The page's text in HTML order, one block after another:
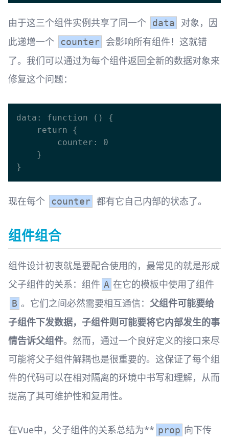
由于这三个组件实例共享了同一个 data
对象，因
此递增一个
counter
会影响所有组件！这就错
了。我们可以通过为每个组件返回全新的数据对象来
修复这个问题：
data: function () {
现在每个 counter 都有它自己内部的状态了。
组件组合
组件设计初衷就是要配合使用的，最常见的就是形成
父子组件的关系：组件 A 在它的模板中使用了组件
B 。它们之间必然需要相互通信： 父组件可能要给
子组件下发数据，子组件则可能要将它内部发生的事
情告诉父组件。然而，通过一个良好定义的接口来尽
可能将父子组件解耦也是很重要的。这保证了每个组
件的代码可以在相对隔离的环境中书写和理解，从而
提高了其可维护性和复用性。
在Vue中，父子组件的关系总结为** prop 向下传